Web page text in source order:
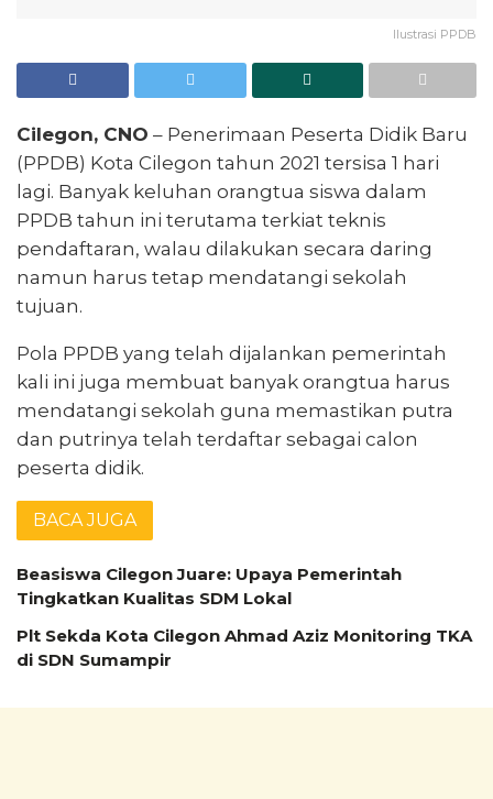
Ilustrasi PPDB
Cilegon, CNO – Penerimaan Peserta Didik Baru
(PPDB) Kota Cilegon tahun 2021 tersisa 1 hari
lagi. Banyak keluhan orangtua siswa dalam
PPDB tahun ini terutama terkiat teknis
pendaftaran, walau dilakukan secara daring
namun harus tetap mendatangi sekolah
tujuan.
Pola PPDB yang telah dijalankan pemerintah
kali ini juga membuat banyak orangtua harus
mendatangi sekolah guna memastikan putra
dan putrinya telah terdaftar sebagai calon
peserta didik.
BACA JUGA
Beasiswa Cilegon Juare: Upaya Pemerintah
Tingkatkan Kualitas SDM Lokal
Plt Sekda Kota Cilegon Ahmad Aziz Monitoring TKA
di SDN Sumampir